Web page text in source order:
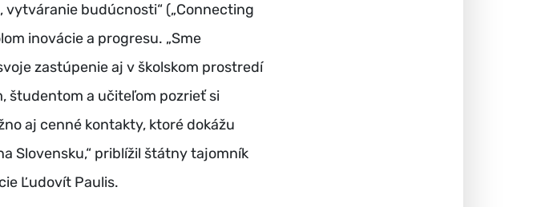
vytváranie budúcnosti“ („Connecting
inovácie a progresu. „Sme
zastúpenie aj v školskom prostredí
študentom a učiteľom pozrieť si
aj cenné kontakty, ktoré dokážu
Slovensku,“ priblížil štátny tajomník
Ľudovít Paulis.